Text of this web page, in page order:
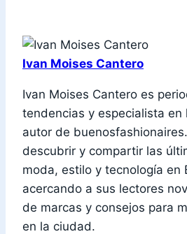
Ivan Moises Cantero
Ivan Moises Cantero es
tendencias y especialista en
autor de
descubrir y compartir las
moda, estilo y tecnología en
acercando a sus lectores
de marcas y consejos para
en la ciudad.